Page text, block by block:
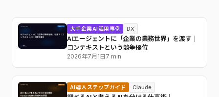
大手企業AI活用事例 DX
AIエージェントに「企業の業務世界」を渡す｜
コンテキストという競争優位
2026年7月1日7 min
AI導入ステップガイド Claude